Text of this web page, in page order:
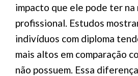
impacto que ele pode ter na
profissional. Estudos
indivíduos com diploma
mais altos em comparação
não possuem. Essa